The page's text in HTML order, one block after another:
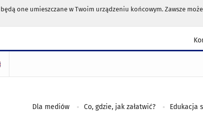
one umieszczane w Twoim urządzeniu końcowym. Zawsze
Dla mediów Co, gdzie, jak załatwić? Edukacja